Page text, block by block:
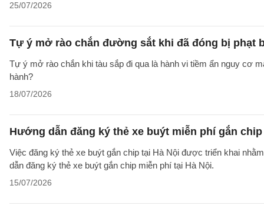
25/07/2026
Tự ý mở rào chắn đường sắt khi đã đóng bị phạt
Tự ý mở rào chắn khi tàu sắp đi qua là hành vi tiềm ẩn nguy cơ
hành?
18/07/2026
Hướng dẫn đăng ký thẻ xe buýt miễn phí gắn chip
Việc đăng ký thẻ xe buýt gắn chip tại Hà Nội được triển khai
dẫn đăng ký thẻ xe buýt gắn chip miễn phí tại Hà Nội.
15/07/2026